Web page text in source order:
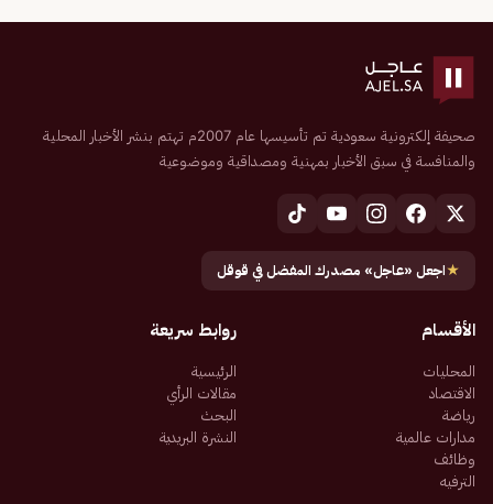
صحيفة إلكترونية سعودية تم تأسيسها عام 2007م تهتم بنشر الأخبار المحلية
والمنافسة في سبق الأخبار بمهنية ومصداقية وموضوعية
★اجعل «عاجل» مصدرك المفضل في قوقل
الأقسام
المحليات
الاقتصاد
رياضة
مدارات عالمية
وظائف
الترفيه
روابط سريعة
الرئيسية
مقالات الرأي
البحث
النشرة البريدية